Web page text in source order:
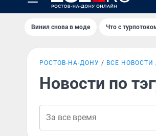
Винил снова в моде Что с
РОСТОВ-НА-ДОНУ ВСЕ НОВОСТИ
Новости по